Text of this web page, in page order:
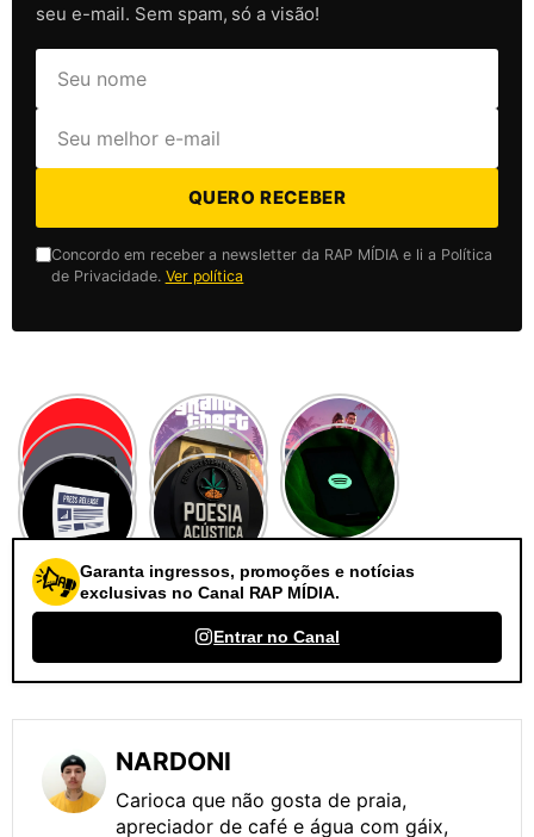
seu e-mail. Sem spam, só a visão!
QUERO RECEBER
Concordo em receber a newsletter da RAP MÍDIA e li a Política
de Privacidade. Ver política
Garanta ingressos, promoções e notícias
exclusivas no Canal RAP MÍDIA.
Entrar no Canal
NARDONI
Carioca que não gosta de praia,
apreciador de café e água com gáix,